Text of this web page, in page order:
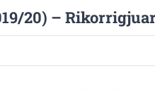
20) –